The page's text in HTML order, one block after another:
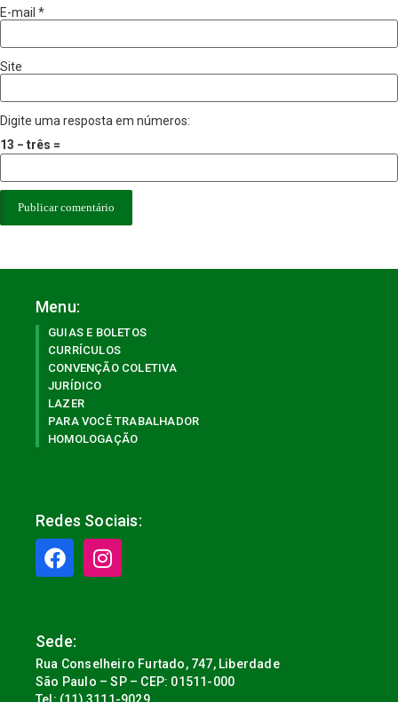
E-mail *
Site
Digite uma resposta em números:
13 − três =
Menu:
GUIAS E BOLETOS
CURRÍCULOS
CONVENÇÃO COLETIVA
JURÍDICO
LAZER
PARA VOCÊ TRABALHADOR
HOMOLOGAÇÃO
Redes Sociais:
Sede:
Rua Conselheiro Furtado, 747, Liberdade
São Paulo – SP – CEP: 01511-000